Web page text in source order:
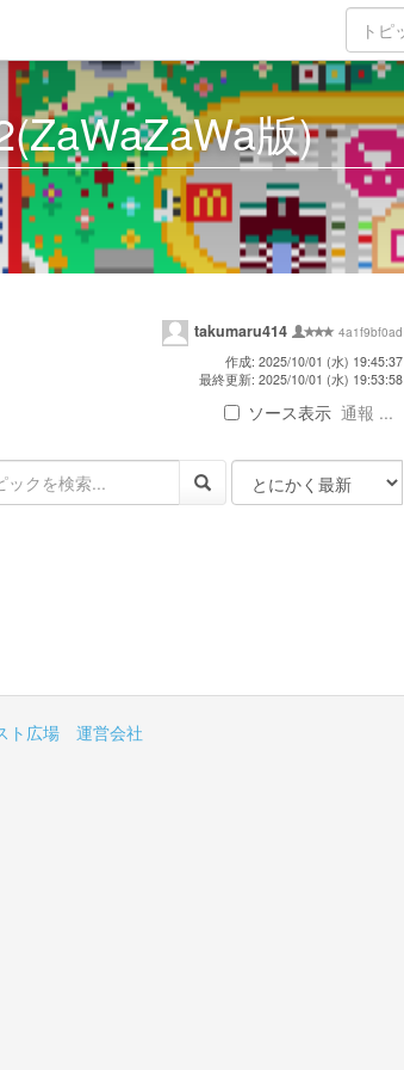
版)
takumaru414
4a1f9bf0ad
作成: 2025/10/01 (水) 19:45:37
最終更新: 2025/10/01 (水) 19:53:58
ソース表示 通報 ...
ト広場 運営会社